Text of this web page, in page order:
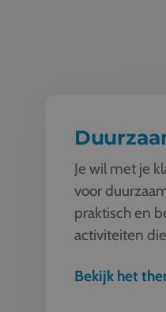
Je wil met je
voor
praktisch en
activiteiten
Bekijk het